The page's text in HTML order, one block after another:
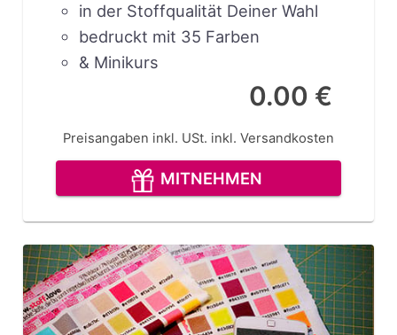
in der Stoffqualität Deiner Wahl
bedruckt mit 35 Farben
& Minikurs
0.00 €
Preisangaben inkl. USt. inkl. Versandkosten
MITNEHMEN